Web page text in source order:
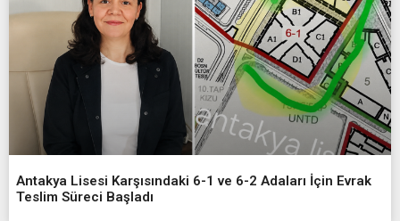
Antakya Lisesi Karşısındaki 6-1 ve 6-2 Adaları İçin Evrak
Teslim Süreci Başladı